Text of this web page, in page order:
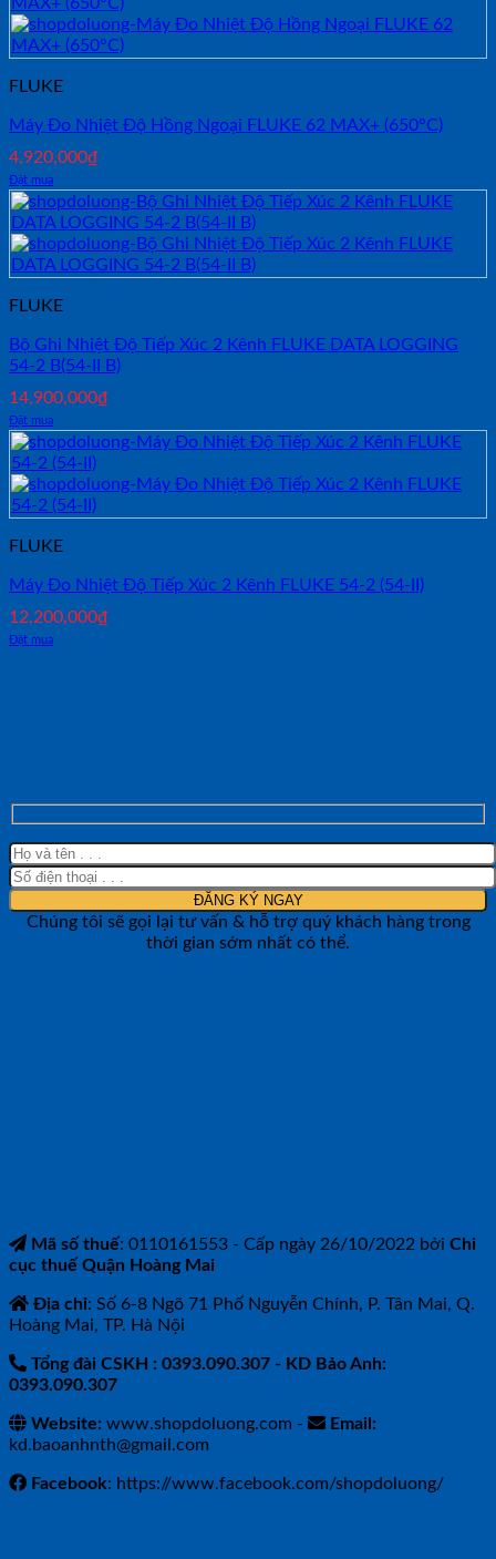
46,999,000₫.
FLUKE
Máy Đo Nhiệt Độ Hồng Ngoại FLUKE 62 MAX+ (650°C)
4,920,000₫
Đặt mua
FLUKE
Bộ Ghi Nhiệt Độ Tiếp Xúc 2 Kênh FLUKE DATA LOGGING
54-2 B(54-II B)
14,900,000₫
Đặt mua
FLUKE
Máy Đo Nhiệt Độ Tiếp Xúc 2 Kênh FLUKE 54-2 (54-II)
12,200,000₫
Đặt mua
Chúng tôi sẽ gọi lại tư vấn & hỗ trợ quý khách hàng trong
thời gian sớm nhất có thể.
Mã số thuế: 0110161553 - Cấp ngày 26/10/2022 bởi Chi
cục thuế Quận Hoàng Mai
Địa chỉ: Số 6-8 Ngõ 71 Phố Nguyễn Chính, P. Tân Mai, Q.
Hoàng Mai, TP. Hà Nội
Tổng đài CSKH : 0393.090.307 - KD Bảo Anh:
0393.090.307
Website: www.shopdoluong.com -
Email:
kd.baoanhnth@gmail.com
Facebook: https://www.facebook.com/shopdoluong/